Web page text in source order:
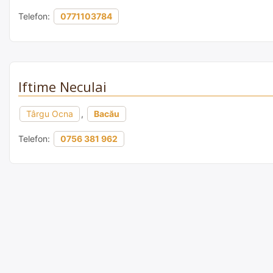
Telefon: 0771103784
Iftime Neculai
Târgu Ocna , Bacău
Telefon: 0756 381 962